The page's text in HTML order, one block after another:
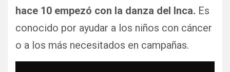
hace 10 empezó con la danza del Inca. Es
conocido por ayudar a los niños con cáncer
o a los más necesitados en campañas.